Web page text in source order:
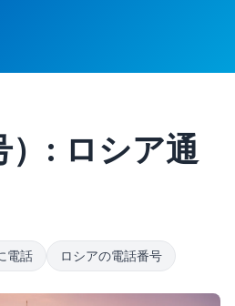
）: ロシア通
電話 ロシアの電話番号